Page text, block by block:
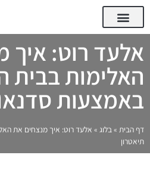
אלעד רוט: איך
האלימות בבית
באמצעות
דף הבית »בלוג » אלעד רוט: איך מנצחים את
תיאטרון